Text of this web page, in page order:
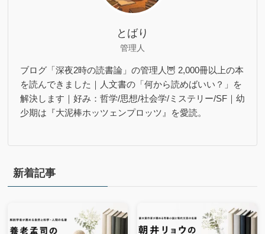
とばり
管理人
ブログ「深夜2時の読書論」の管理人🦉 2,000冊以上の本
を読んできました｜人文書の「何から読めばいい？」を
解決します｜好み：哲学/思想/社会学/ミステリー/SF｜幼
少期は『大泥棒ホッツェンプロッツ』を愛読。
新着記事